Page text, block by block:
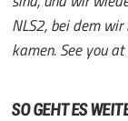
NLS2, bei dem
kamen. See you
SO GEHT ES